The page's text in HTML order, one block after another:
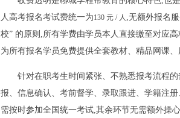
人高考报名考试费统一为130 元 / 人 ,无额外报名
校” 的原则,所有学费由学员本人直接缴至对应
为所有报名学员免费提供全套教材、精品网课
针对在职考生时间紧张、不熟悉报考流程
报、信息确认、考前督学、录取跟进、学籍注
需按时参加全国统一考试,其余环节无需额外操